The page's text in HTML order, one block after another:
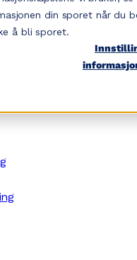
din sporet når
å bli sporet.